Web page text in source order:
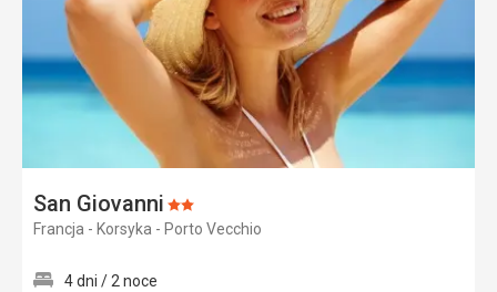
San Giovanni Ocena:
2/5
Francja - Korsyka - Porto Vecchio
4 dni / 2 noce